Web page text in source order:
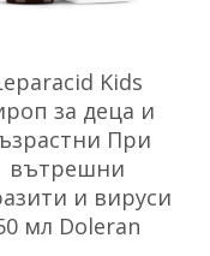
Kids
за деца и
При
вътрешни
и вируси
мл Doleran